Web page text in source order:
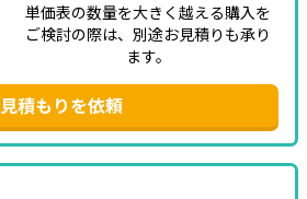
単価表の数量を大きく越える購入を
ご検討の際は、別途お見積りも承り
ます。
見積もりを依頼